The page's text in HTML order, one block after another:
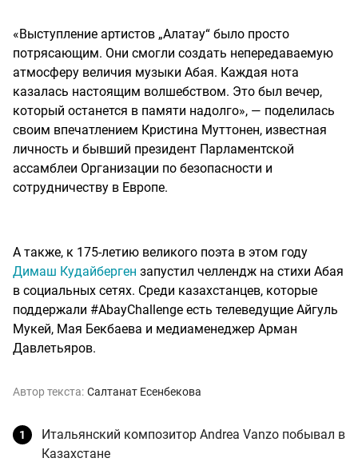
«Выступление артистов „Алатау“ было просто
потрясающим. Они смогли создать непередаваемую
атмосферу величия музыки Абая. Каждая нота
казалась настоящим волшебством. Это был вечер,
который останется в памяти надолго», — поделилась
своим впечатлением Кристина Муттонен, известная
личность и бывший президент Парламентской
ассамблеи Организации по безопасности и
сотрудничеству в Европе.
А также, к 175-летию великого поэта в этом году
Димаш Кудайберген запустил челлендж на стихи Абая
в социальных сетях. Среди казахстанцев, которые
поддержали #AbayChallenge есть телеведущие Айгуль
Мукей, Мая Бекбаева и медиаменеджер Арман
Давлетьяров.
Автор текста: Салтанат Есенбекова
Итальянский композитор Andrea Vanzo побывал в
Казахстане